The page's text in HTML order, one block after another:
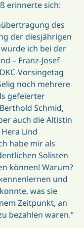
erinnerte sich:
des
der diesjährigen
ich bei der
– Franz-Josef
Vorsingetag
noch mehrere
gefeierter
Schmid,
auch die Altistin
Lind
habe mir als
Solisten
können! Warum?
und
was sie
Zeitpunkt, an
bezahlen waren.“